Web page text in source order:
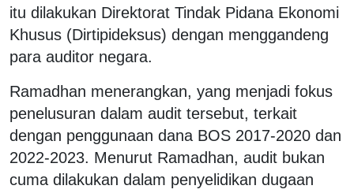
itu dilakukan Direktorat Tindak Pidana Ekonomi
Khusus (Dirtipideksus) dengan menggandeng
para auditor negara.
Ramadhan menerangkan, yang menjadi fokus
penelusuran dalam audit tersebut, terkait
dengan penggunaan dana BOS 2017-2020 dan
2022-2023. Menurut Ramadhan, audit bukan
cuma dilakukan dalam penyelidikan dugaan